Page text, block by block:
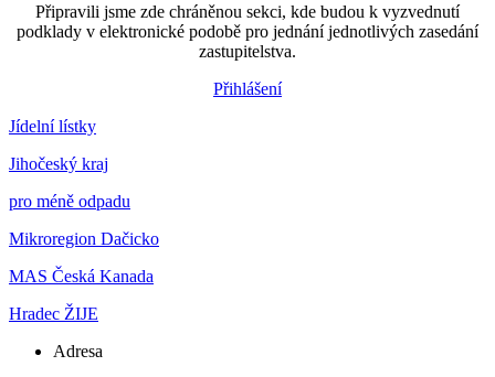
Připravili jsme zde chráněnou sekci, kde budou k vyzvednutí
podklady v elektronické podobě pro jednání jednotlivých zasedání
zastupitelstva.
Přihlášení
Jídelní lístky
Jihočeský kraj
pro méně odpadu
Mikroregion Dačicko
MAS Česká Kanada
Hradec ŽIJE
Adresa